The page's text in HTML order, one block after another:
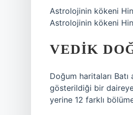
Astrolojinin kökeni
Astrolojinin kökeni
VEDIK
Doğum haritaları
gösterildiği bir
yerine 12 farklı